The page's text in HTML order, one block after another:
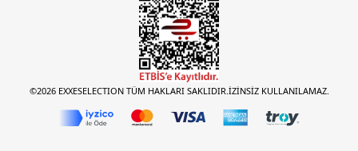
©2026 EXXESELECTION TÜM HAKLARI SAKLIDIR.İZİNSİZ KULLANILAMAZ.